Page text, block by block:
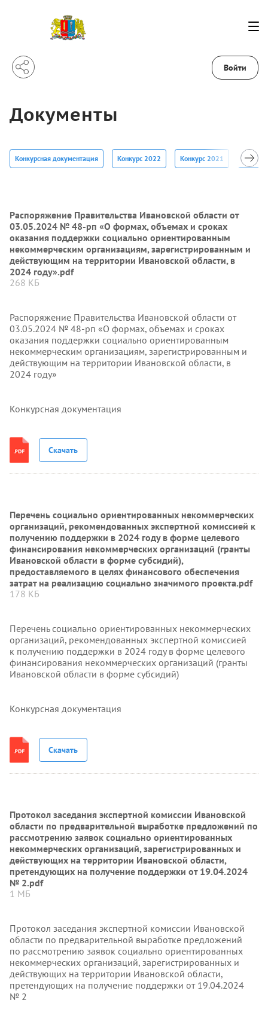
Войти
Документы
Конкурсная документация Конкурс 2022 Конкурс 2021
Распоряжение Правительства Ивановской области от
03.05.2024 № 48-рп «О формах, объемах и сроках
оказания поддержки социально ориентированным
некоммерческим организациям, зарегистрированным и
действующим на территории Ивановской области, в
2024 году».pdf
268 КБ
Распоряжение Правительства Ивановской области от
03.05.2024 № 48-рп «О формах, объемах и сроках
оказания поддержки социально ориентированным
некоммерческим организациям, зарегистрированным и
действующим на территории Ивановской области, в
2024 году»
Конкурсная документация
Скачать
Перечень социально ориентированных некоммерческих
организаций, рекомендованных экспертной комиссией к
получению поддержки в 2024 году в форме целевого
финансирования некоммерческих организаций (гранты
Ивановской области в форме субсидий),
предоставляемого в целях финансового обеспечения
затрат на реализацию социально значимого проекта.pdf
178 КБ
Перечень социально ориентированных некоммерческих
организаций, рекомендованных экспертной комиссией
к получению поддержки в 2024 году в форме целевого
финансирования некоммерческих организаций (гранты
Ивановской области в форме субсидий)
Конкурсная документация
Скачать
Протокол заседания экспертной комиссии Ивановской
области по предварительной выработке предложений по
рассмотрению заявок социально ориентированных
некоммерческих организаций, зарегистрированных и
действующих на территории Ивановской области,
претендующих на получение поддержки от 19.04.2024
№ 2.pdf
1 МБ
Протокол заседания экспертной комиссии Ивановской
области по предварительной выработке предложений
по рассмотрению заявок социально ориентированных
некоммерческих организаций, зарегистрированных и
действующих на территории Ивановской области,
претендующих на получение поддержки от 19.04.2024
№ 2